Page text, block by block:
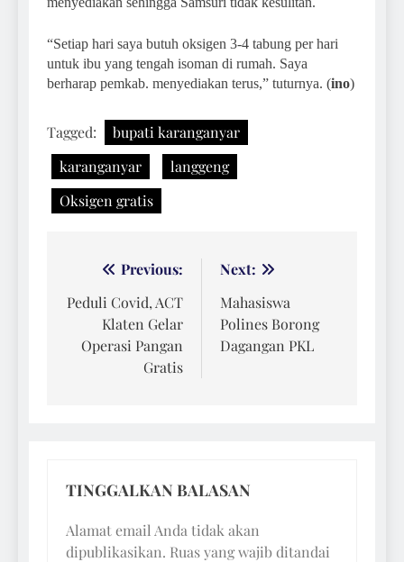
“Setiap hari saya butuh oksigen 3-4 tabung per hari
untuk ibu yang tengah isoman di rumah. Saya
berharap pemkab. menyediakan terus,” tuturnya. (ino)
Tagged:
bupati karanganyar
karanganyar
langgeng
Oksigen gratis
Navigasi
pos
Previous:
Peduli Covid, ACT
Klaten Gelar
Operasi Pangan
Gratis
Next:
Mahasiswa
Polines Borong
Dagangan PKL
TINGGALKAN BALASAN
Alamat email Anda tidak akan
dipublikasikan. Ruas yang wajib ditandai